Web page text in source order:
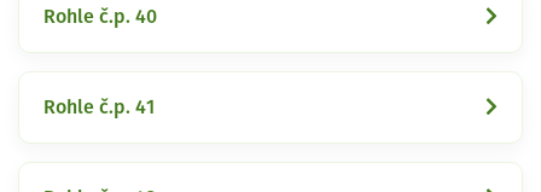
Rohle č.p. 40
Rohle č.p. 41